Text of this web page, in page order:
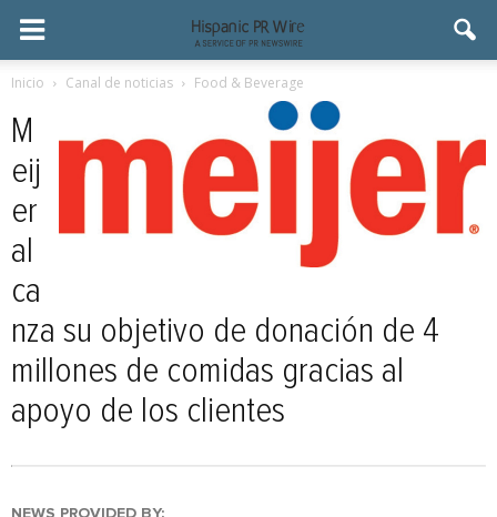
Inicio Canal de noticias Food & Beverage
M
eij
er
al
ca
nza su objetivo de donación de 4
millones de comidas gracias al
apoyo de los clientes
NEWS PROVIDED BY: